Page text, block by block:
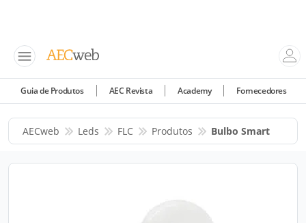
Guia de Produtos AEC Revista Academy Fornecedores
AECweb Leds FLC Produtos Bulbo Smart